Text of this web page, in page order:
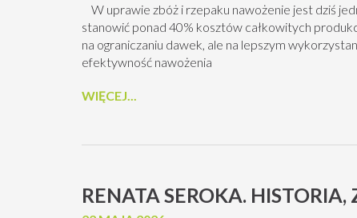
W uprawie zbóż i rzepaku nawożenie jest dziś
stanowić ponad 40% kosztów całkowitych
na ograniczaniu dawek, ale na lepszym
efektywność nawożenia
WIĘCEJ...
RENATA SEROKA.